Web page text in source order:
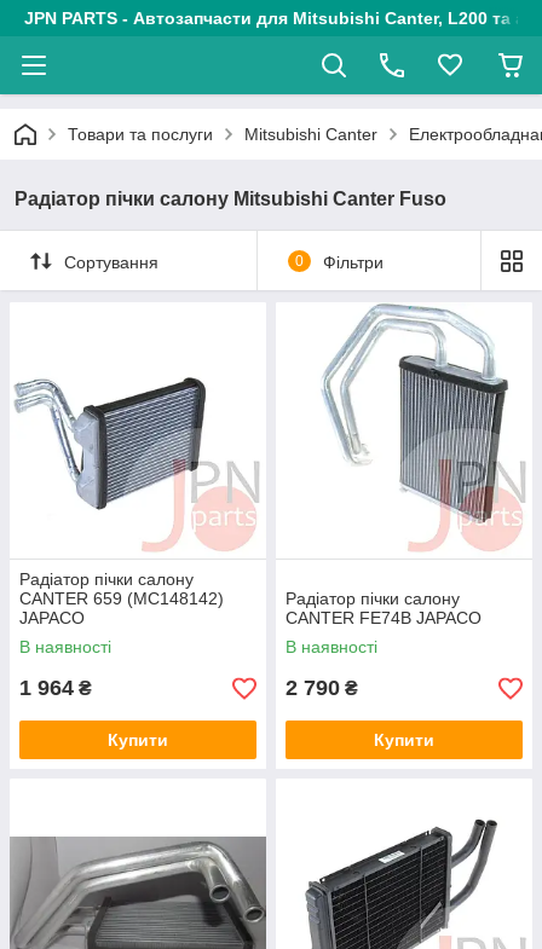
JPN PARTS - Автозапчасти для Mitsubishi Canter, L200 та
Товари та послуги Mitsubishi Canter
Радіатор пічки салону Mitsubishi Canter Fuso
Сортування 0 Фільтри
Радіатор пічки салону
CANTER 659 (MC148142)
JAPACO
В наявності
1 964 ₴
Купити
Радіатор пічки салону
CANTER FE74B JAPACO
В наявності
2 790 ₴
Купити